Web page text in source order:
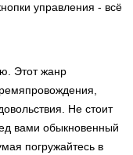
управления - всё
Этот жанр
Не стоит
вами обыкновенный
погружайтесь в